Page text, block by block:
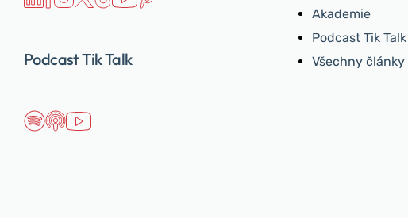
Podcast Tik Talk
Akademie
Podcast Tik Talk
Všechny články